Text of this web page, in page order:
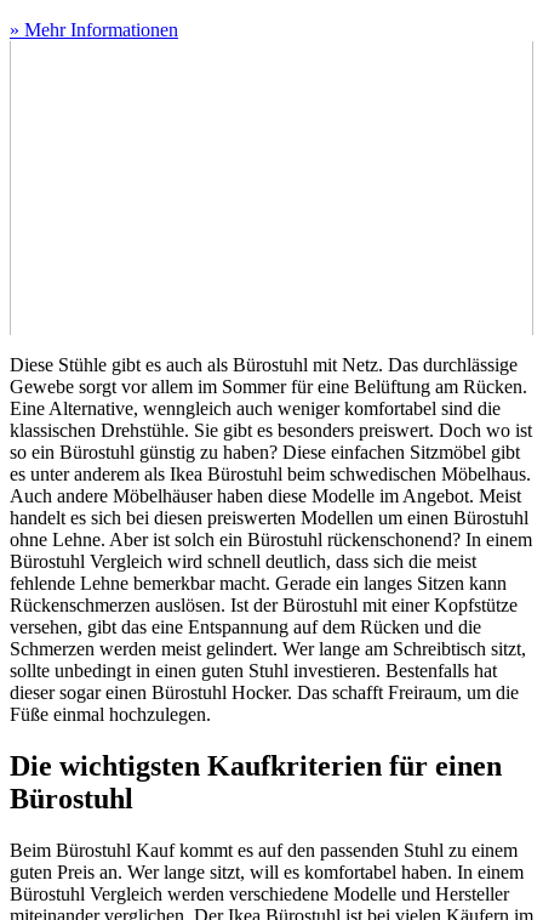
» Mehr Informationen
Diese Stühle gibt es auch als Bürostuhl mit Netz. Das durchlässige
Gewebe sorgt vor allem im Sommer für eine Belüftung am Rücken.
Eine Alternative, wenngleich auch weniger komfortabel sind die
klassischen Drehstühle. Sie gibt es besonders preiswert. Doch wo ist
so ein Bürostuhl günstig zu haben? Diese einfachen Sitzmöbel gibt
es unter anderem als Ikea Bürostuhl beim schwedischen Möbelhaus.
Auch andere Möbelhäuser haben diese Modelle im Angebot. Meist
handelt es sich bei diesen preiswerten Modellen um einen Bürostuhl
ohne Lehne. Aber ist solch ein Bürostuhl rückenschonend? In einem
Bürostuhl Vergleich wird schnell deutlich, dass sich die meist
fehlende Lehne bemerkbar macht. Gerade ein langes Sitzen kann
Rückenschmerzen auslösen. Ist der Bürostuhl mit einer Kopfstütze
versehen, gibt das eine Entspannung auf dem Rücken und die
Schmerzen werden meist gelindert. Wer lange am Schreibtisch sitzt,
sollte unbedingt in einen guten Stuhl investieren. Bestenfalls hat
dieser sogar einen Bürostuhl Hocker. Das schafft Freiraum, um die
Füße einmal hochzulegen.
Die wichtigsten Kaufkriterien für einen
Bürostuhl
Beim Bürostuhl Kauf kommt es auf den passenden Stuhl zu einem
guten Preis an. Wer lange sitzt, will es komfortabel haben. In einem
Bürostuhl Vergleich werden verschiedene Modelle und Hersteller